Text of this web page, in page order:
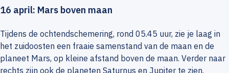
16 april: Mars boven maan
Tijdens de ochtendschemering, rond 05.45 uur, zie je laag in
het zuidoosten een fraaie samenstand van de maan en de
planeet Mars, op kleine afstand boven de maan. Verder naar
rechts zijn ook de planeten Saturnus en Jupiter te zien.